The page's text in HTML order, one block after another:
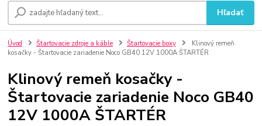
Hľadať
Úvod Štartovacie zdroje a káble Štartovacie boxy
Klinový remeň
kosačky - Štartovacie zariadenie Noco GB40 12V 1000A ŠTARTÉR
Klinový remeň kosačky -
Štartovacie zariadenie Noco GB40
12V 1000A ŠTARTÉR